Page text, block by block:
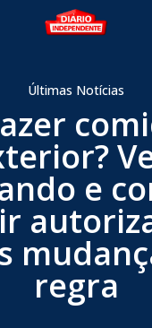
Últimas Notícias
e
regra